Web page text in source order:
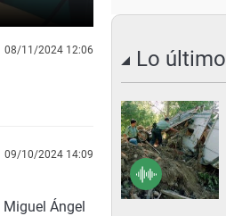
08/11/2024 12:06
09/10/2024 14:09
Miguel Ángel
Lo último